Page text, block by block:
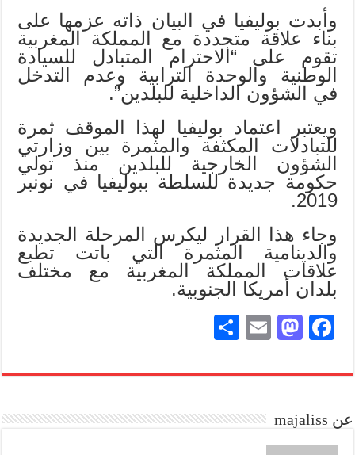
وأبدت بوليفيا في البيان ذاته عزمها على
بناء علاقة متجددة مع المملكة المغربية
تقوم على “الاحترام المتبادل للسيادة
الوطنية والوحدة الترابية وعدم التدخل
في الشؤون الداخلية للبلدين”.
ويعتبر اعتماد بوليفيا لهذا الموقف ثمرة
للتبادلات المكثفة والمثمرة بين وزارتي
الشؤون الخارجية للبلدين منذ تولي
حكومة جديدة للسلطة ببوليفيا في نونبر
2019.
وجاء هذا القرار ليكرس المرحلة الجديدة
والدينامية المثمرة التي باتت تطبع
علاقات المملكة المغربية مع مختلف
بلدان أمريكا الجنوبية.
Fa
bo
M
to
n
E
ail
re
عن majaliss